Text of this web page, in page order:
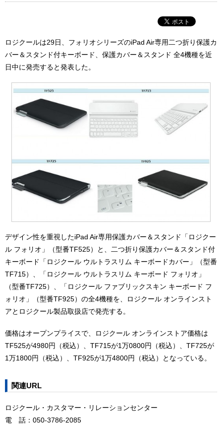
ロジクールは29日、フォリオシリーズのiPad Air専用二つ折り保護カ
バー＆スタンド付キーボード、保護カバー＆スタンド 全4機種を近
日中に発売すると発表した。
デザイン性を重視したiPad Air専用保護カバー＆スタンド「ロジクー
ル フォリオ」（型番TF525）と、二つ折り保護カバー＆スタンド付
キーボード「ロジクール ウルトラスリム キーボードカバー」（型番
TF715）、「ロジクール ウルトラスリム キーボード フォリオ」
（型番TF725）、「ロジクール ファブリックスキン キーボード フ
ォリオ」（型番TF925）の全4機種を、ロジクール オンラインスト
アとロジクール製品取扱店で発売する。
価格はオープンプライスで、ロジクール オンラインストア価格は
TF525が4980円（税込）、TF715が1万0800円（税込）、TF725が
1万1800円（税込）、TF925が1万4800円（税込）となっている。
関連URL
ロジクール・カスタマー・リレーションセンター
電 話：050-3786-2085